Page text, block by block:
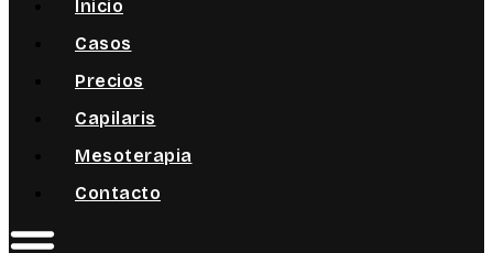
Inicio
Casos
Precios
Capilaris
Mesoterapia
Contacto